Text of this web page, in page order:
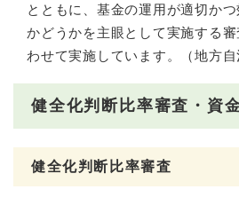
とともに、基金の運用が適切か
かどうかを主眼として実施する
わせて実施しています。（地方自
健全化判断比率審査・資
健全化判断比率審査